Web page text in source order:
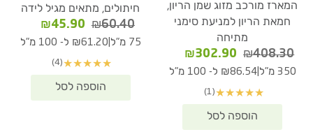
המארז מורכב מזוג שמן הריון,
חמאת הריון למניעת סימני
מתיחה
₪408.30
המחיר
המקורי
₪408.30.
₪302.90
המחיר
הנוכחי
350 מ"ל |₪86.54 ל- 100 מ"ל
★
★
★
★
★
(1)
חיתולים, מתאים מגיל לידה
₪60.40
המחיר
המקורי
₪60.40.
₪45.90
הנוכחי
75 מ"ל ₪61.20 ל- 100 מ"ל
★
★
★
★
★
(4)